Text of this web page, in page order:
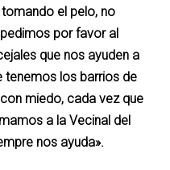
el pelo, no
por favor al
que nos ayuden a
tenemos los barrios de
miedo, cada vez que
a la Vecinal del
nos ayuda».